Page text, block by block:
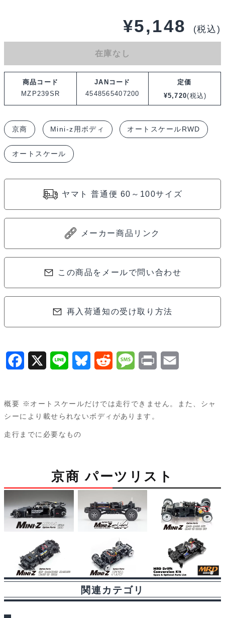
¥5,148 (税込)
在庫なし
商品コード
MZP239SR
JANコード
4548565407200
定価
¥5,720(税込)
京商 Mini-z用ボディ オートスケールRWD
オートスケール
ヤマト 普通便 60～100サイズ
メーカー商品リンク
この商品をメールで問い合わせ
再入荷通知の受け取り方法
e
b
k
X
e
B
e
R
d
M
s
P
概要 ※オートスケールだけでは走行できません。また、シャ
シーにより載せられないボディがあります。
走行までに必要なもの
京商 パーツリスト
関連カテゴリ